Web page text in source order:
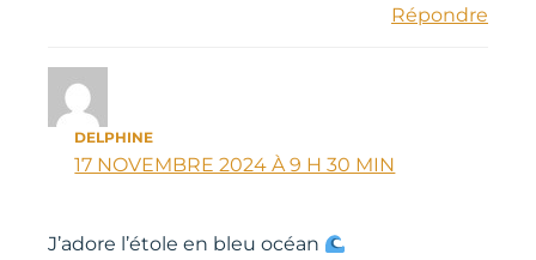
Répondre
DELPHINE
17 NOVEMBRE 2024 À 9 H 30 MIN
J’adore l’étole en bleu océan